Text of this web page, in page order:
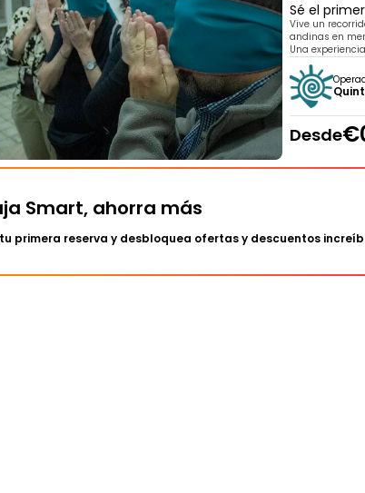
Sé el
Vive un
andinas en
Una
Desde
Smart, ahorra más
primera reserva y desbloquea ofertas y descuentos